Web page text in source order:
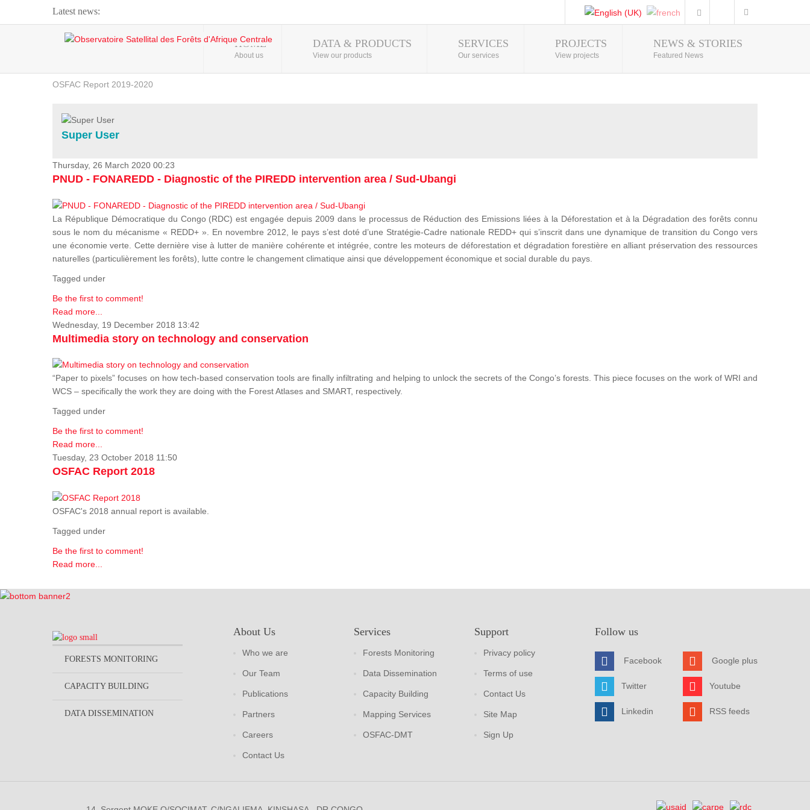
Latest news:
Webinar about Large Scale Monitoring and Land ...
OSFAC Video - Addressing climate change from the ...
OSFAC Report 2019-2020
Flooding and Erosion in Kinshasa - Open Cities ...
Photo Gallery
HOME
About us
DATA & PRODUCTS
View our products
SERVICES
Our services
PROJECTS
View projects
NEWS & STORIES
Featured News
Super User
Thursday, 26 March 2020 00:23
PNUD - FONAREDD - Diagnostic of the PIREDD intervention area / Sud-Ubangi
La République Démocratique du Congo (RDC) est engagée depuis 2009 dans le processus de Réduction des Emissions liées à la Déforestation et à la Dégradation des forêts connu
sous le nom du mécanisme « REDD+ ». En novembre 2012, le pays s’est doté d’une Stratégie-Cadre nationale REDD+ qui s’inscrit dans une dynamique de transition du Congo vers
une économie verte. Cette dernière vise à lutter de manière cohérente et intégrée, contre les moteurs de déforestation et dégradation forestière en alliant préservation des ressources
naturelles (particulièrement les forêts), lutte contre le changement climatique ainsi que développement économique et social durable du pays.
Tagged under
Be the first to comment!
Read more...
Wednesday, 19 December 2018 13:42
Multimedia story on technology and conservation
“Paper to pixels” focuses on how tech-based conservation tools are finally infiltrating and helping to unlock the secrets of the Congo’s forests. This piece focuses on the work of WRI and
WCS – specifically the work they are doing with the Forest Atlases and SMART, respectively.
Tagged under
Be the first to comment!
Read more...
Tuesday, 23 October 2018 11:50
OSFAC Report 2018
OSFAC's 2018 annual report is available.
Tagged under
Be the first to comment!
Read more...
FORESTS MONITORING
CAPACITY BUILDING
DATA DISSEMINATION
About Us
Who we are
Our Team
Publications
Partners
Careers
Contact Us
Services
Forests Monitoring
Data Dissemination
Capacity Building
Mapping Services
OSFAC-DMT
Support
Privacy policy
Terms of use
Contact Us
Site Map
Sign Up
Follow us
Facebook
Twitter
Linkedin
Google plus
Youtube
RSS feeds